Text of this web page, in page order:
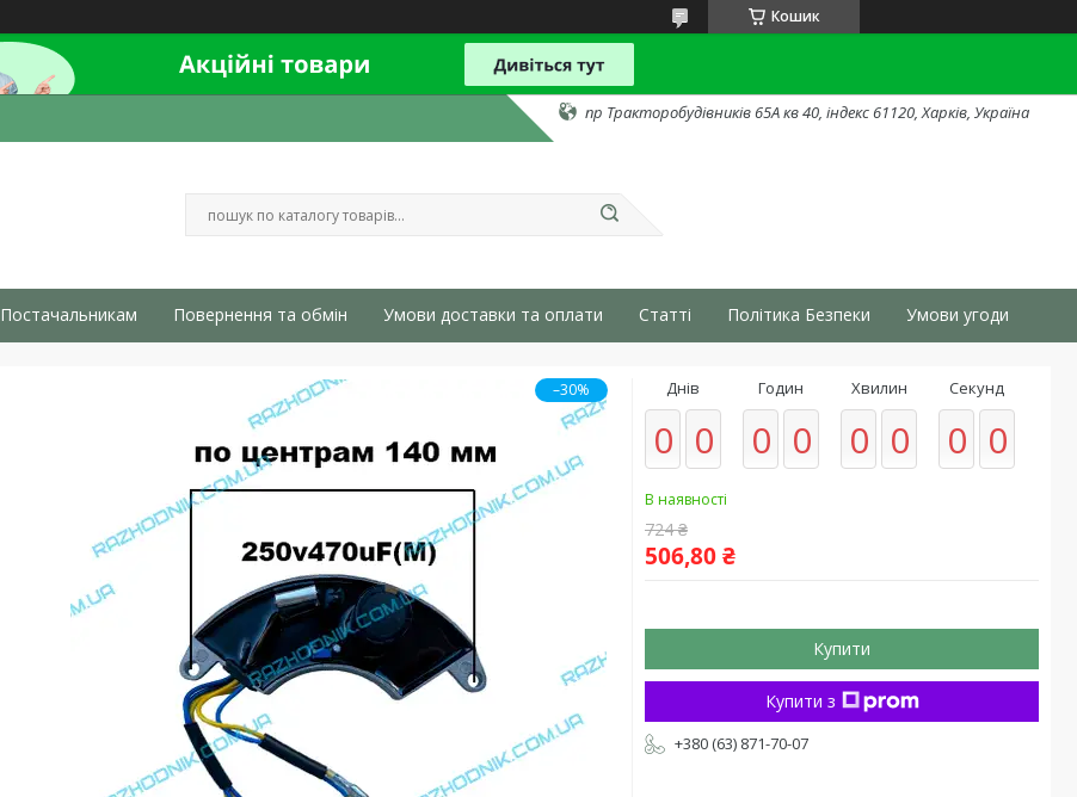
Кошик
пр Тракторобудівників 65А кв 40, індекс 61120, Харків, Україна
Постачальникам Повернення та обмін Умови доставки та оплати Статті Політика Безпеки Умови угоди
–30% Днів
0 0
Годин
0 0
Хвилин
0 0
Секунд
0 0
В наявності
724 ₴
506,80 ₴
Купити
Купити з
+380 (63) 871-70-07